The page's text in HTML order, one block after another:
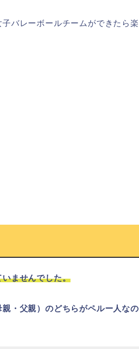
バレーボールチームができたら楽
ませんでした。
親・父親）のどちらがペルー人なの